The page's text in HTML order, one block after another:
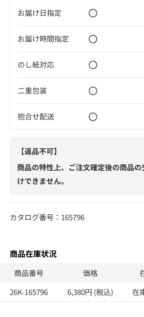
お届け日指定 〇
お届け時間指定 〇
のし紙対応 〇
二重包装 〇
抱合せ配送 〇
【返品不可】
商品の特性上、ご注文確定後の商品
けできません。
カタログ番号：165796
商品在庫状況
商品番号 価格
26K-165796
6,380円 (税込) 在